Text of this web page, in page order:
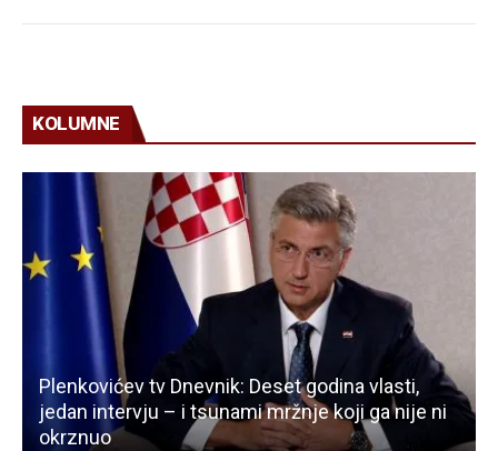
KOLUMNE
Plenkovićev tv Dnevnik: Deset godina vlasti,
jedan intervju – i tsunami mržnje koji ga nije ni
okrznuo